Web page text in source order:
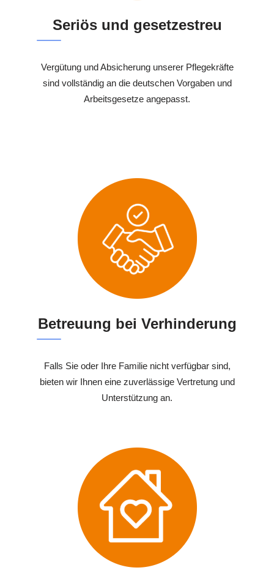
Seriös und gesetzestreu
Vergütung und Absicherung unserer Pflegekräfte
sind vollständig an die deutschen Vorgaben und
Arbeitsgesetze angepasst.
Betreuung bei Verhinderung
Falls Sie oder Ihre Familie nicht verfügbar sind,
bieten wir Ihnen eine zuverlässige Vertretung und
Unterstützung an.